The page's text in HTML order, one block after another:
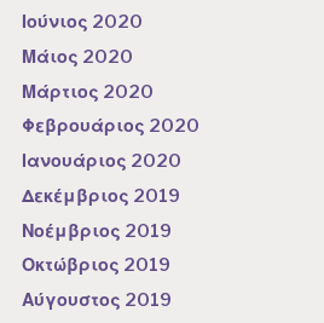
Ιούνιος 2020
Μάιος 2020
Μάρτιος 2020
Φεβρουάριος 2020
Ιανουάριος 2020
Δεκέμβριος 2019
Νοέμβριος 2019
Οκτώβριος 2019
Αύγουστος 2019